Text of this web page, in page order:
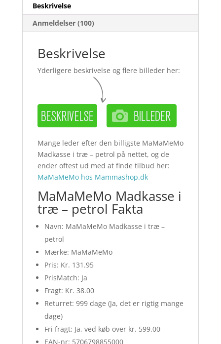
Beskrivelse
Anmeldelser (100)
Beskrivelse
Yderligere beskrivelse og flere billeder her:
Mange leder efter den billigste MaMaMeMo
Madkasse i træ – petrol på nettet, og de
ender oftest ud med at finde tilbud her:
MaMaMeMo hos Mammashop.dk
MaMaMeMo Madkasse i
træ – petrol Fakta
Navn: MaMaMeMo Madkasse i træ –
petrol
Mærke: MaMaMeMo
Pris: Kr. 131.95
PrisMatch: Ja
Fragt: Kr. 38.00
Returret: 999 dage (Ja, det er rigtig mange
dage)
Fri fragt: Ja, ved køb over kr. 599.00
EAN-nr: 5706798855000